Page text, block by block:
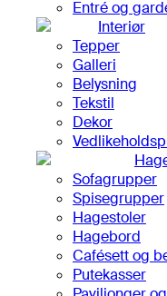
Entré og
Interiør
Tepper
Galleri
Belysning
Tekstil
Dekor
Sofagrupper
Spisegrupper
Hagestoler
Hagebord
Cafésett og
Putekasser